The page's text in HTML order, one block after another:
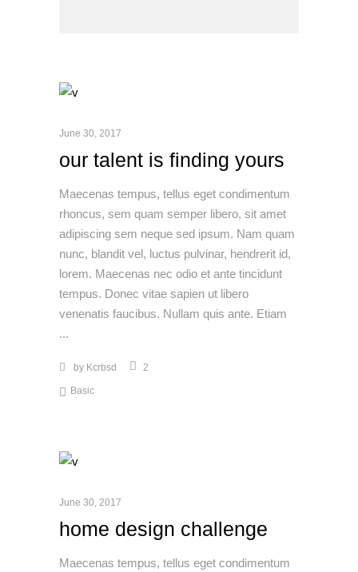
June 30, 2017
our talent is finding yours
Maecenas tempus, tellus eget condimentum
rhoncus, sem quam semper libero, sit amet
adipiscing sem neque sed ipsum. Nam quam
nunc, blandit vel, luctus pulvinar, hendrerit id,
lorem. Maecenas nec odio et ante tincidunt
tempus. Donec vitae sapien ut libero
venenatis faucibus. Nullam quis ante. Etiam
by Kcrbsd 2
Basic
June 30, 2017
home design challenge
Maecenas tempus, tellus eget condimentum